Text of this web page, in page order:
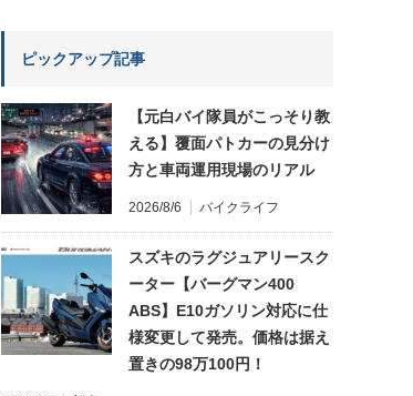
ピックアップ記事
【元白バイ隊員がこっそり教
える】覆面パトカーの見分け
方と車両運用現場のリアル
2026/8/6 バイクライフ
スズキのラグジュアリースク
ーター【バーグマン400
ABS】E10ガソリン対応に仕
様変更して発売。価格は据え
置きの98万100円！